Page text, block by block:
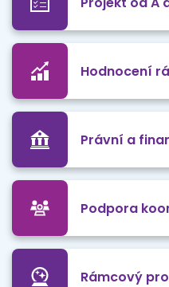
Hodnocení
Právní a
Podpora
Rámcový